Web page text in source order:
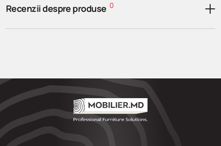
Recenzii despre produse 0